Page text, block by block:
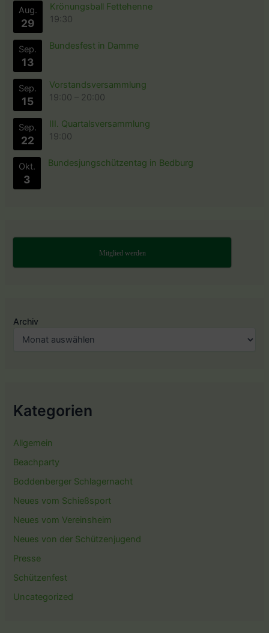
Aug.
29
Krönungsball Fettehenne
19:30
Sep.
13
Bundesfest in Damme
Sep.
15
Vorstandsversammlung
19:00 – 20:00
Sep.
22
III. Quartalsversammlung
19:00
Okt.
3
Bundesjungschützentag in Bedburg
Mitglied werden
Archiv
Kategorien
Allgemein
Beachparty
Boddenberger Schlagernacht
Neues vom Schießsport
Neues vom Vereinsheim
Neues von der Schützenjugend
Presse
Schützenfest
Uncategorized